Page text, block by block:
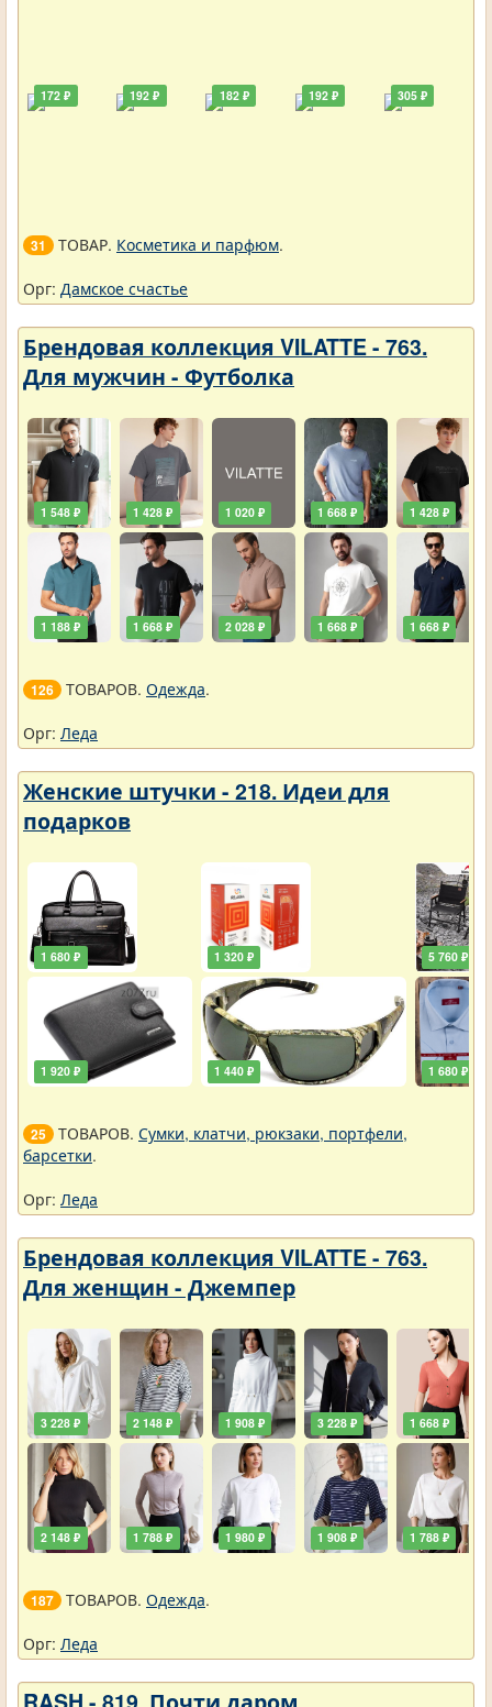
172 ₽ 192 ₽ 182 ₽ 192 ₽ 305 ₽
31 ТОВАР. Косметика и парфюм.
Орг: Дамское счастье
Брендовая коллекция VILATTE - 763.
Для мужчин - Футболка
1 548 ₽
1 188 ₽
1 428 ₽
1 668 ₽
1 020 ₽
2 028 ₽
1 668 ₽
1 668 ₽
1 428 ₽
1 668 ₽
126 ТОВАРОВ. Одежда.
Орг: Леда
Женские штучки - 218. Идеи для
подарков
1 680 ₽
1 920 ₽
1 320 ₽
1 440 ₽
5 760 ₽
1 680 ₽
25 ТОВАРОВ. Сумки, клатчи, рюкзаки, портфели,
барсетки.
Орг: Леда
Брендовая коллекция VILATTE - 763.
Для женщин - Джемпер
3 228 ₽
2 148 ₽
2 148 ₽
1 788 ₽
1 908 ₽
1 980 ₽
3 228 ₽
1 908 ₽
1 668 ₽
1 788 ₽
187 ТОВАРОВ. Одежда.
Орг: Леда